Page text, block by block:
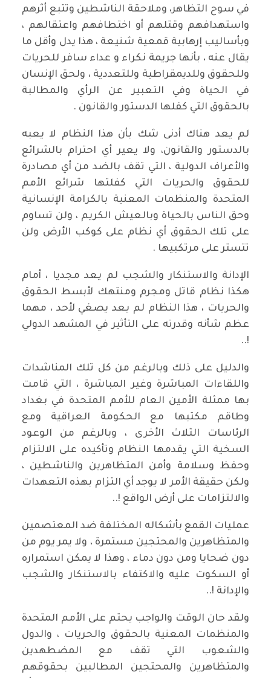
في سوح التظاهر، وملاحقة الناشطين وتتبع أثرهم
واستهدافهم وقتلهم أو اختطافهم واعتقالهم ،
وبأساليب إرهابية قمعية شنيعة ، هذا يدل وأقل ما
يقال عنه ، بأنها جريمة نكراء و عداء سافر للحريات
وللحقوق وللديمقراطية وللتعددية ، ولحق الإنسان
في الحياة وفي التعبير عن الرأي والمطالبة
بالحقوق التي كفلها الدستور والقانون .
لم يعد هناك أدنى شك بأن هذا النظام لا يعبه
بالدستور والقانون، ولا يعير أي احترام بالشرائع
والأعراف الدولية ، التي تقف بالضد من أي مصادرة
للحقوق والحريات التي كفلتها شرائع الأمم
المتحدة والمنظمات المعنية بالكرامة الإنسانية
وحق الناس بالحياة وبالعيش الكريم ، ولن تساوم
على تلك الحقوق أي نظام على كوكب الأرض ولن
تتستر على مرتكبيها .
الإدانة والاستنكار والشجب لم يعد مجديا ، أمام
هكذا نظام قاتل ومجرم ومنتهك لأبسط الحقوق
والحريات ، هذا النظام لم يعد يصغي لأحد ، مهما
عظم شأنه وقدرته على التأثير في المشهد الدولي
!..
والدليل على ذلك وبالرغم من كل تلك المناشدات
واللقاءات المباشرة وغير المباشرة ، التي قامت
بها ممثلة الأمين العام للأمم المتحدة في بغداد
وطاقم مكتبها مع الحكومة العراقية ومع
الرئاسات الثلاث الأخرى ، وبالرغم من الوعود
السخية التي يقدمها النظام وتأكيده على الالتزام
وحفظ وسلامة وأمن المتظاهرين والناشطين ،
ولكن حقيقة الأمر لا يوجد أي التزام بهذه التعهدات
والالتزامات على أرض الواقع !..
عمليات القمع بأشكاله المختلفة ضد المعتصمين
والمتظاهرين والمحتجين مستمرة ، ولا يمر يوم من
دون ضحايا ومن دون دماء ، وهذا لا يمكن استمراره
أو السكوت عليه والاكتفاء بالاستنكار والشجب
والإدانة !..
ولقد حان الوقت والواجب يحتم على الأمم المتحدة
والمنظمات المعنية بالحقوق والحريات ، والدول
والشعوب التي تقف مع المضطهدين
والمتظاهرين والمحتجين المطالبين بحقوقهم